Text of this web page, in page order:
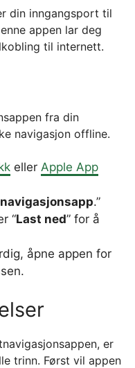
din inngangsport til
appen lar deg
til internett.
fra din
navigasjon offline.
eller Apple App
.”
“Last ned” for å
åpne appen for
er
trinn. Først vil appen